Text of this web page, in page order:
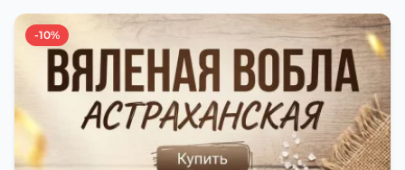
-10%